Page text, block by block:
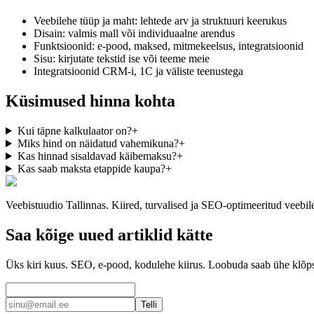
Veebilehe tüüp ja maht: lehtede arv ja struktuuri keerukus
Disain: valmis mall või individuaalne arendus
Funktsioonid: e-pood, maksed, mitmekeelsus, integratsioonid
Sisu: kirjutate tekstid ise või teeme meie
Integratsioonid CRM-i, 1C ja väliste teenustega
Küsimused hinna kohta
Kui täpne kalkulaator on?+
Miks hind on näidatud vahemikuna?+
Kas hinnad sisaldavad käibemaksu?+
Kas saab maksta etappide kaupa?+
Veebistuudio Tallinnas. Kiired, turvalised ja SEO-optimeeritud
Saa kõige uued artiklid kätte
Üks kiri kuus. SEO, e-pood, kodulehe kiirus. Loobuda saab ühe
Telli